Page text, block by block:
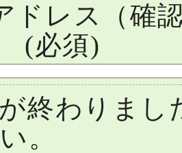
ドレス（確
(必須)
終わりまし
。